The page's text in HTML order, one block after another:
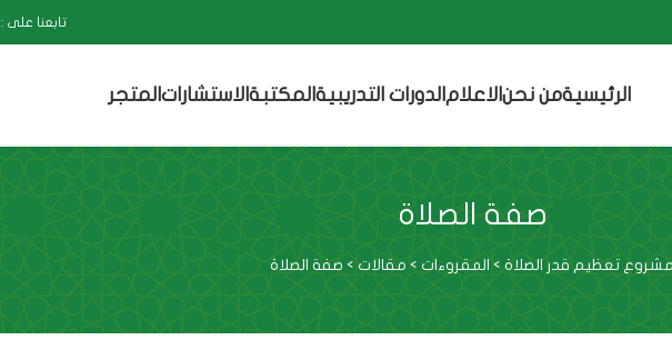
تابعنا على :
الرئيسيةمن نحن الاعلام الدورات التدريبية المكتبة الاستشارات المتجر
صفة الصلاة
مشروع تعظيم قدر الصلاة > المقروءات > مقالات > صفة الصلاة